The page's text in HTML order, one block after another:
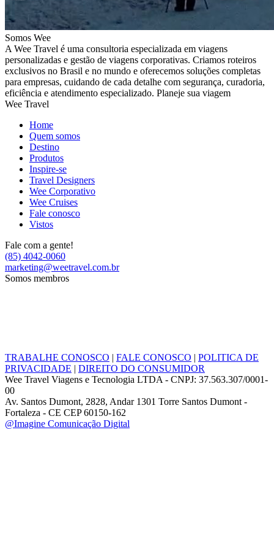
Somos Wee
A Wee Travel é uma consultoria especializada em viagens
personalizadas e gestão de viagens corporativas. Criamos roteiros
exclusivos no Brasil e no mundo e oferecemos soluções completas
para empresas, cuidando de cada detalhe com segurança, curadoria,
eficiência e atendimento especializado. Planeje sua viagem
Wee Travel
Home
Quem somos
Destino
Produtos
Inspire-se
Travel Designers
Wee Corporativo
Wee Cruises
Fale conosco
Vistos
Fale com a gente!
(85) 4042-0060
marketing@weetravel.com.br
Somos membros
TRABALHE CONOSCO | FALE CONOSCO | POLITICA DE
PRIVACIDADE | DIREITO DO CONSUMIDOR
Wee Travel Viagens e Tecnologia LTDA - CNPJ: 37.563.307/0001-
00
Av. Santos Dumont, 2828, Andar 1301 Torre Santos Dumont -
Fortaleza - CE CEP 60150-162
@Imagine Comunicação Digital